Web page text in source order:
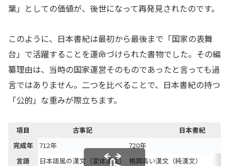
葉」としての価値が、後世になって再発見されたのです。
このように、日本書紀は最初から最後まで「国家の表舞
台」で活躍することを運命づけられた書物でした。その編
纂理由は、当時の国家運営そのものであったと言っても過
言ではありません。二つを比べることで、日本書紀の持つ
「公的」な重みが際立ちます。
項目 古事記
日本書紀
完成年
712年
720年
言語
日本語風の漢文（変体漢文）
格調高い漢文（純漢文）